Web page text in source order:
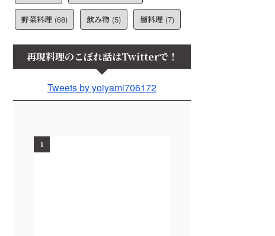
野菜料理 (68) 飲み物 (5) 麺料理 (7)
再現料理のこぼれ話はTwitterで！
Tweets by yoiyami706172
1